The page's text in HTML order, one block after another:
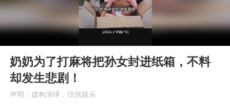
Play
00:00 11:55
奶奶为了打麻将把孙女封进纸箱，不料
却发生悲剧！
声明：虚构演绎，仅供娱乐